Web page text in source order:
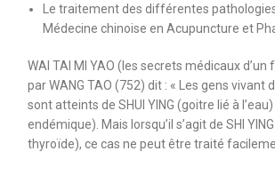
Le traitement des différentes
Médecine chinoise en Acupuncture et
WAI TAI MI YAO (les secrets médicaux
par WANG TAO (752) dit : « Les gens vivant
sont atteints de SHUI YING (goitre lié à
endémique). Mais lorsqu’il s’agit de SHI
thyroïde), ce cas ne peut être traité